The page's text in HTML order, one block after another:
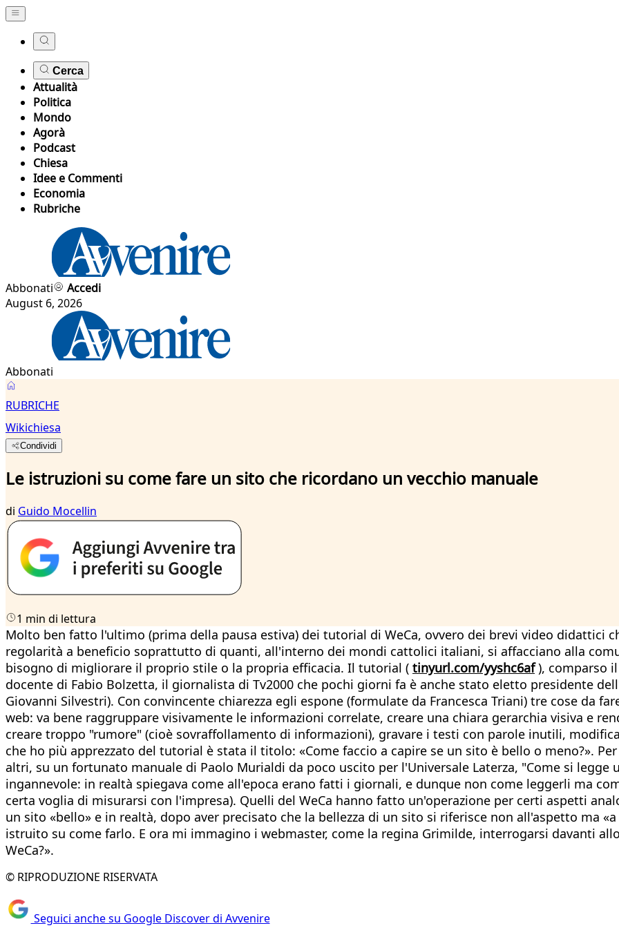
Cerca
Attualità
Politica
Mondo
Agorà
Podcast
Chiesa
Idee e Commenti
Economia
Rubriche
Abbonati
Accedi
August 6, 2026
Abbonati
RUBRICHE
Wikichiesa
Condividi
Le istruzioni su come fare un sito che ricordano un vecchio manuale
di Guido Mocellin
1 min di lettura
Molto ben fatto l'ultimo (prima della pausa estiva) dei tutorial di WeCa, ovvero dei brevi video didattici
regolarità a beneficio soprattutto di quanti, all'interno dei mondi cattolici italiani, si affacciano alla
bisogno di migliorare il proprio stile o la propria efficacia. Il tutorial ( tinyurl.com/yyshc6af), comparso
docente di Fabio Bolzetta, il giornalista di Tv2000 che pochi giorni fa è anche stato eletto presidente
Giovanni Silvestri). Con convincente chiarezza egli espone (formulate da Francesca Triani) tre cose da
web: va bene raggruppare visivamente le informazioni correlate, creare una chiara gerarchia visiva e
creare troppo "rumore" (cioè sovraffollamento di informazioni), gravare i testi con parole inutili,
che ho più apprezzato del tutorial è stata il titolo: «Come faccio a capire se un sito è bello o meno?».
altri, su un fortunato manuale di Paolo Murialdi da poco uscito per l'Universale Laterza, "Come si
ingannevole: in realtà spiegava come all'epoca erano fatti i giornali, e dunque non come leggerli ma
certa voglia di misurarsi con l'impresa). Quelli del WeCa hanno fatto un'operazione per certi aspetti
un sito «bello» e in realtà, dopo aver precisato che la bellezza di un sito si riferisce non all'aspetto ma
istruito su come farlo. E ora mi immagino i webmaster, come la regina Grimilde, interrogarsi davanti
WeCa?».
© RIPRODUZIONE RISERVATA
Seguici anche su Google Discover di Avvenire